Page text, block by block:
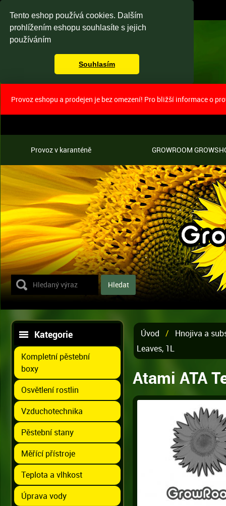
Tento eshop používá cookies. Dalším
prohlížením eshopu souhlasíte s jejich
používáním
Souhlasím
Provoz eshopu a prodejen je bez omezení! Pro bližší informace o
Provoz v karanténě GROWROOM
Kategorie
Kompletní pěstební
boxy
Osvětlení rostlin
Vzduchotechnika
Pěstební stany
Měřící přístroje
Teplota a vlhkost
Úprava vody
Úvod /
Hnojiva a
Leaves, 1L
Atami ATA